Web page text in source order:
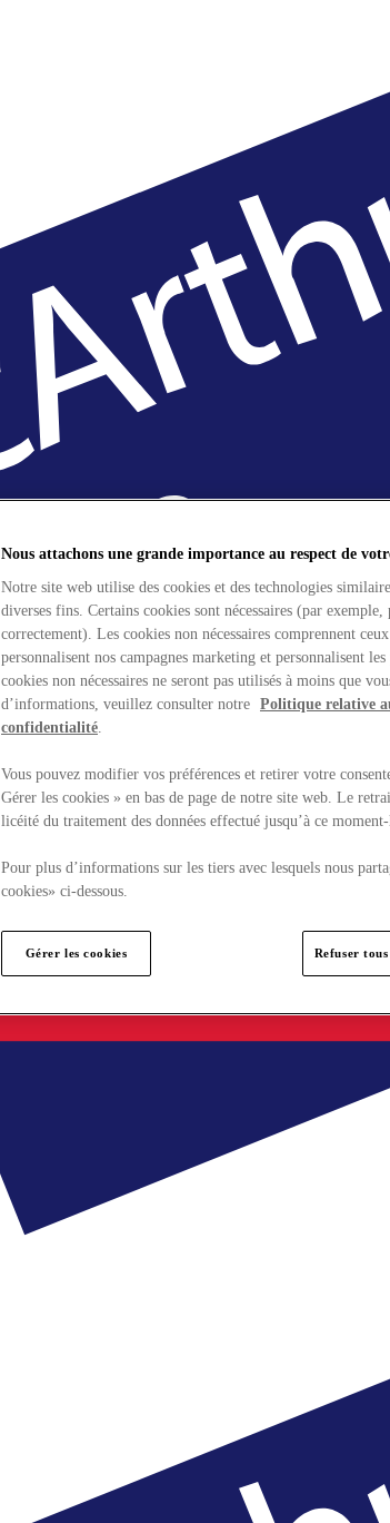
Nous attachons une grande importance au respect de
Notre site web utilise des cookies et des technologies
diverses fins. Certains cookies sont nécessaires (par
correctement). Les cookies non nécessaires comprennent
personnalisent nos campagnes marketing et personnalisent
cookies non nécessaires ne seront pas utilisés à moins que
d’informations, veuillez consulter notre Politique relative
confidentialité.
Vous pouvez modifier vos préférences et retirer votre
Gérer les cookies » en bas de page de notre site web. Le
licéité du traitement des données effectué jusqu’à ce
Pour plus d’informations sur les tiers avec lesquels nous
cookies» ci-dessous.
Gérer les cookies Refuser